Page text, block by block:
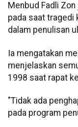
Menbud Fadli
pada saat tragedi
dalam penulisan
Ia mengatakan
menjelaskan
1998 saat rapat
"Tidak ada
pada program